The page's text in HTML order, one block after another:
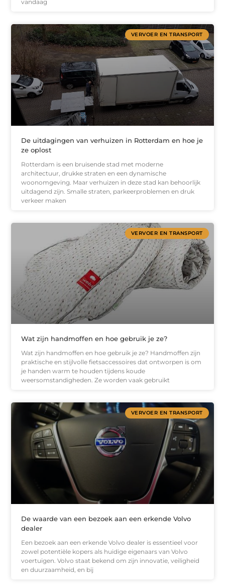
vandaag
VERVOER EN TRANSPORT
De uitdagingen van verhuizen in Rotterdam en hoe je
ze oplost
Rotterdam is een bruisende stad met moderne
architectuur, drukke straten en een dynamische
woonomgeving. Maar verhuizen in deze stad kan behoorlijk
uitdagend zijn. Smalle straten, parkeerproblemen en druk
verkeer maken
VERVOER EN TRANSPORT
Wat zijn handmoffen en hoe gebruik je ze?
Wat zijn handmoffen en hoe gebruik je ze? Handmoffen zijn
praktische en stijlvolle fietsaccessoires dat ontworpen is om
je handen warm te houden tijdens koude
weersomstandigheden. Ze worden vaak gebruikt
VERVOER EN TRANSPORT
De waarde van een bezoek aan een erkende Volvo
dealer
Een bezoek aan een erkende Volvo dealer is essentieel voor
zowel potentiële kopers als huidige eigenaars van Volvo
voertuigen. Volvo staat bekend om zijn innovatie, veiligheid
en duurzaamheid, en bij